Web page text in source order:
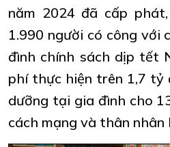
năm 2024 đã cấp
1.990 người có công với
đình chính sách dịp tết
phí thực hiện trên 1,7 tỷ
dưỡng tại gia đình cho
cách mạng và thân nhân